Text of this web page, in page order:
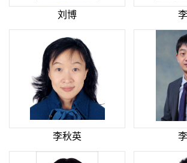
刘博
李秋英